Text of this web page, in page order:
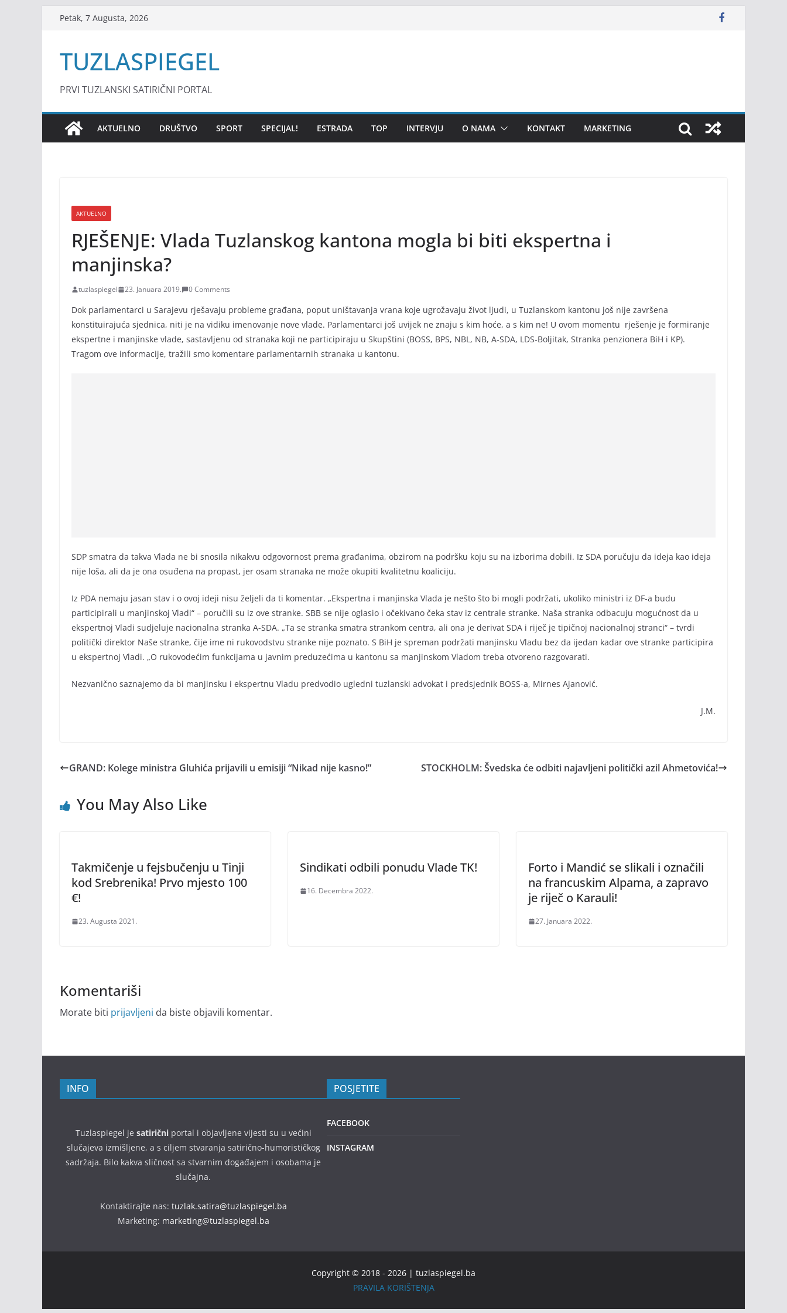
Petak, 7 Augusta, 2026
TUZLASPIEGEL
PRVI TUZLANSKI SATIRIČNI PORTAL
AKTUELNO DRUŠTVO SPORT SPECIJAL! ESTRADA TOP INTERVJU O NAMA KONTAKT MARKETING
AKTUELNO
RJEŠENJE: Vlada Tuzlanskog kantona mogla bi biti ekspertna i
manjinska?
tuzlaspiegel 23. Januara 2019. 0 Comments
Dok parlamentarci u Sarajevu rješavaju probleme građana, poput uništavanja vrana koje ugrožavaju život ljudi, u Tuzlanskom kantonu još nije završena
konstituirajuća sjednica, niti je na vidiku imenovanje nove vlade. Parlamentarci još uvijek ne znaju s kim hoće, a s kim ne! U ovom momentu rješenje je formiranje
ekspertne i manjinske vlade, sastavljenu od stranaka koji ne participiraju u Skupštini (BOSS, BPS, NBL, NB, A-SDA, LDS-Boljitak, Stranka penzionera BiH i KP).
Tragom ove informacije, tražili smo komentare parlamentarnih stranaka u kantonu.
SDP smatra da takva Vlada ne bi snosila nikakvu odgovornost prema građanima, obzirom na podršku koju su na izborima dobili. Iz SDA poručuju da ideja kao ideja
nije loša, ali da je ona osuđena na propast, jer osam stranaka ne može okupiti kvalitetnu koaliciju.
Iz PDA nemaju jasan stav i o ovoj ideji nisu željeli da ti komentar. „Ekspertna i manjinska Vlada je nešto što bi mogli podržati, ukoliko ministri iz DF-a budu
participirali u manjinskoj Vladi“ – poručili su iz ove stranke. SBB se nije oglasio i očekivano čeka stav iz centrale stranke. Naša stranka odbacuju mogućnost da u
ekspertnoj Vladi sudjeluje nacionalna stranka A-SDA. „Ta se stranka smatra strankom centra, ali ona je derivat SDA i riječ je tipičnoj nacionalnoj stranci“ – tvrdi
politički direktor Naše stranke, čije ime ni rukovodstvu stranke nije poznato. S BiH je spreman podržati manjinsku Vladu bez da ijedan kadar ove stranke participira
u ekspertnoj Vladi. „O rukovodećim funkcijama u javnim preduzećima u kantonu sa manjinskom Vladom treba otvoreno razgovarati.
Nezvanično saznajemo da bi manjinsku i ekspertnu Vladu predvodio ugledni tuzlanski advokat i predsjednik BOSS-a, Mirnes Ajanović.
J.M.
GRAND: Kolege ministra Gluhića prijavili u emisiji “Nikad nije kasno!” STOCKHOLM: Švedska će odbiti najavljeni politički azil Ahmetovića!
You May Also Like
Takmičenje u fejsbučenju u Tinji
kod Srebrenika! Prvo mjesto 100
€!
23. Augusta 2021.
Sindikati odbili ponudu Vlade TK!
16. Decembra 2022.
Forto i Mandić se slikali i označili
na francuskim Alpama, a zapravo
je riječ o Karauli!
27. Januara 2022.
Komentariši
Morate biti prijavljeni da biste objavili komentar.
INFO
Tuzlaspiegel je satiričniportal i objavljene vijesti su u većini
slučajeva izmišljene, a s ciljem stvaranja satirično-humorističkog
sadržaja. Bilo kakva sličnost sa stvarnim događajem i osobama je
slučajna.
Kontaktirajte nas: tuzlak.satira@tuzlaspiegel.ba
Marketing: marketing@tuzlaspiegel.ba
POSJETITE
FACEBOOK
INSTAGRAM
Copyright © 2018 - 2026 | tuzlaspiegel.ba
PRAVILA KORIŠTENJA